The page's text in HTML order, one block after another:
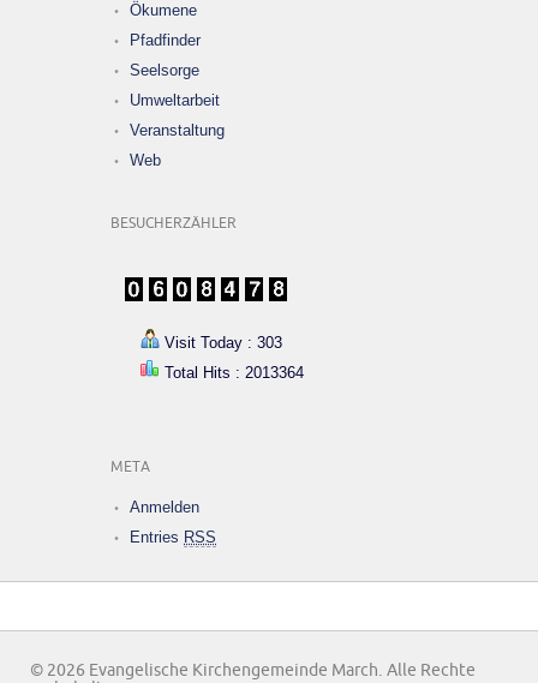
Ökumene
Pfadfinder
Seelsorge
Umweltarbeit
Veranstaltung
Web
BESUCHERZÄHLER
Visit Today : 303
Total Hits : 2013364
META
Anmelden
Entries RSS
© 2026 Evangelische Kirchengemeinde March. Alle Rechte